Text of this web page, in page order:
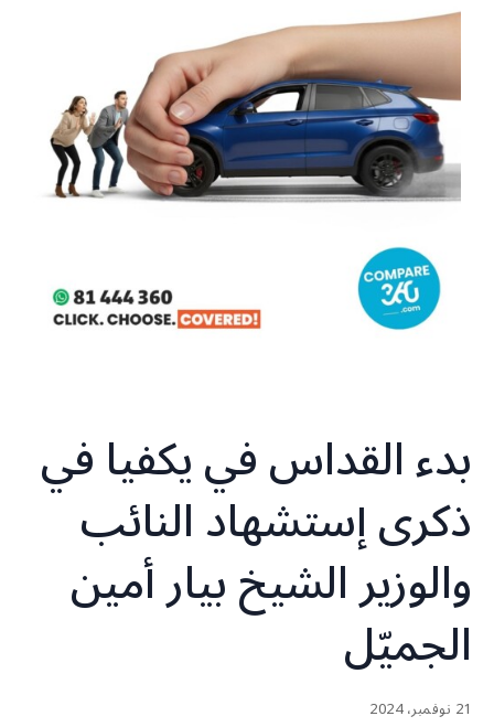
بدء القداس في يكفيا في
ذكرى إستشهاد النائب
والوزير الشيخ بيار أمين
الجميّل
21 نوفمبر، 2024